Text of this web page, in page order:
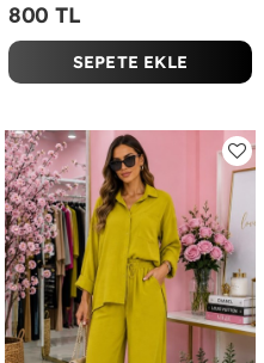
800 TL
SEPETE EKLE